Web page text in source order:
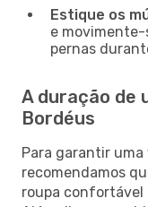
Estique os
e movimente-
pernas
A duração de
Bordéus
Para garantir
recomendamos
roupa confortável